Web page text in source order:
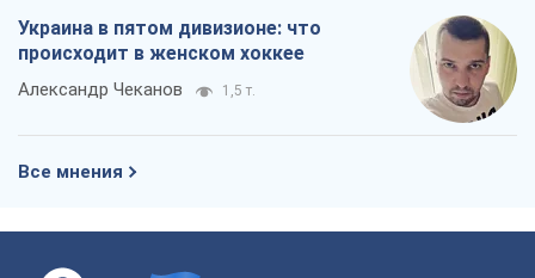
Украина в пятом дивизионе: что
происходит в женском хоккее
Александр Чеканов 1,5 т.
Все мнения